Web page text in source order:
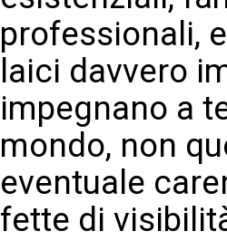
professionali,
laici davvero
impegnano a
mondo, non
eventuale
fette di